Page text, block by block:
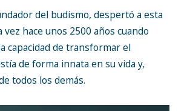
del budismo, despertó a esta
hace unos 2500 años cuando
capacidad de transformar el
de forma innata en su vida y,
todos los demás.